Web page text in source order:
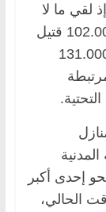
لقي ما لا
يقل عن 233.000 شخصًا مصرعهم، 102.000 قتيل
مباشرة للأعمال العدائية، و131.000
إحدى أكبر
الحالي،